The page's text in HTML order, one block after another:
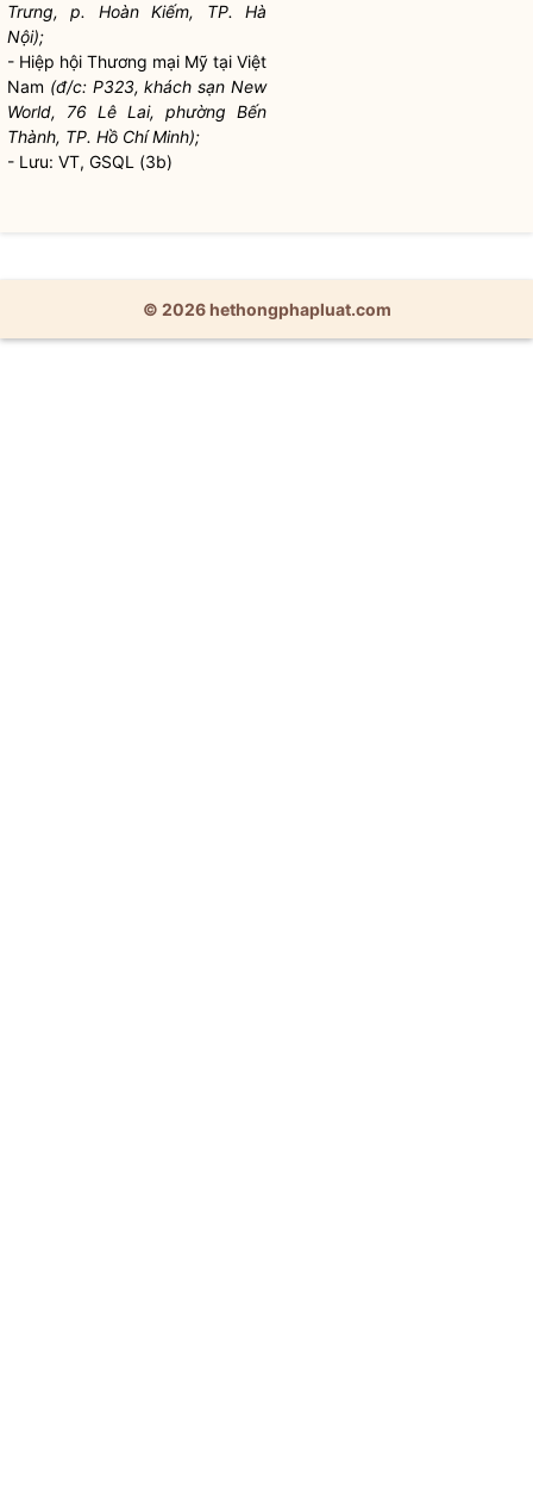
Trưng, p. Hoàn Kiếm, TP. Hà
Nội);
- Hiệp hội Thương mại Mỹ tại Việt
Nam (đ/c: P323, khách sạn New
World, 76 Lê Lai, phường Bến
Thành, TP. Hồ Chí Minh);
- Lưu: VT, GSQL (3b)
© 2026 hethongphapluat.com